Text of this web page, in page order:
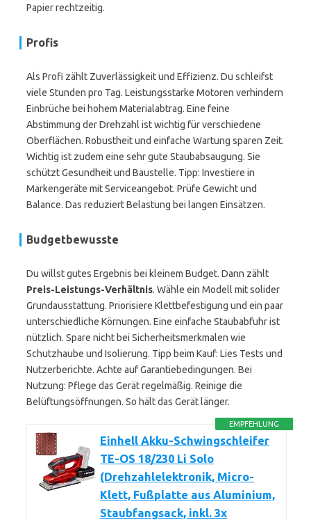
Papier rechtzeitig.
Profis
Als Profi zählt Zuverlässigkeit und Effizienz. Du schleifst
viele Stunden pro Tag. Leistungsstarke Motoren verhindern
Einbrüche bei hohem Materialabtrag. Eine feine
Abstimmung der Drehzahl ist wichtig für verschiedene
Oberflächen. Robustheit und einfache Wartung sparen Zeit.
Wichtig ist zudem eine sehr gute Staubabsaugung. Sie
schützt Gesundheit und Baustelle. Tipp: Investiere in
Markengeräte mit Serviceangebot. Prüfe Gewicht und
Balance. Das reduziert Belastung bei langen Einsätzen.
Budgetbewusste
Du willst gutes Ergebnis bei kleinem Budget. Dann zählt
Preis-Leistungs-Verhältnis. Wähle ein Modell mit solider
Grundausstattung. Priorisiere Klettbefestigung und ein paar
unterschiedliche Körnungen. Eine einfache Staubabfuhr ist
nützlich. Spare nicht bei Sicherheitsmerkmalen wie
Schutzhaube und Isolierung. Tipp beim Kauf: Lies Tests und
Nutzerberichte. Achte auf Garantiebedingungen. Bei
Nutzung: Pflege das Gerät regelmäßig. Reinige die
Belüftungsöffnungen. So hält das Gerät länger.
EMPFEHLUNG
Einhell Akku-Schwingschleifer
TE-OS 18/230 Li Solo
(Drehzahlelektronik, Micro-
Klett, Fußplatte aus Aluminium,
Staubfangsack, inkl. 3x